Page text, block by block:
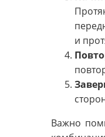
и
Важно